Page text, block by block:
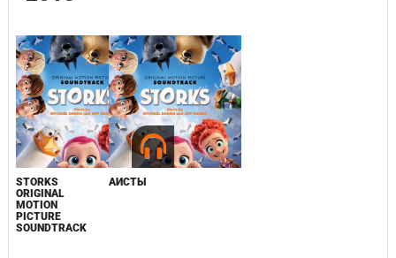
STORKS
ORIGINAL
MOTION
PICTURE
SOUNDTRACK
АИСТЫ